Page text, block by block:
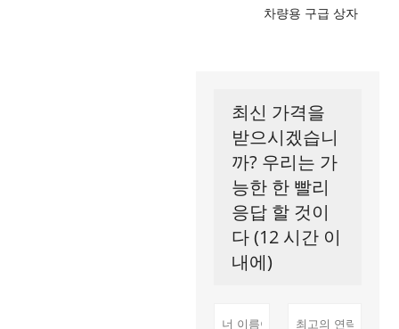
차량용 구급 상자
최신 가격을
받으시겠습니
까? 우리는 가
능한 한 빨리
응답 할 것이
다 (12 시간 이
내에)